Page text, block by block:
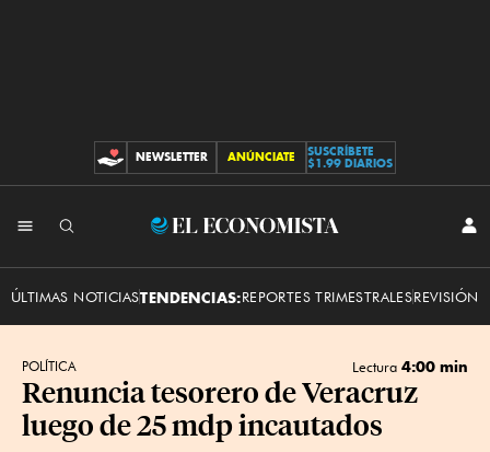
CONTRIBUCIONES
NEWSLETTER ANÚNCIATE
SUSCRÍBETE
$1.99 DIARIOS
El
ÚLTIMAS NOTICIASTENDENCIAS:REPORTES TRIMESTRALESREVISIÓN
POLÍTICA Lectura 4:00 min
Renuncia tesorero de Veracruz
luego de 25 mdp incautados